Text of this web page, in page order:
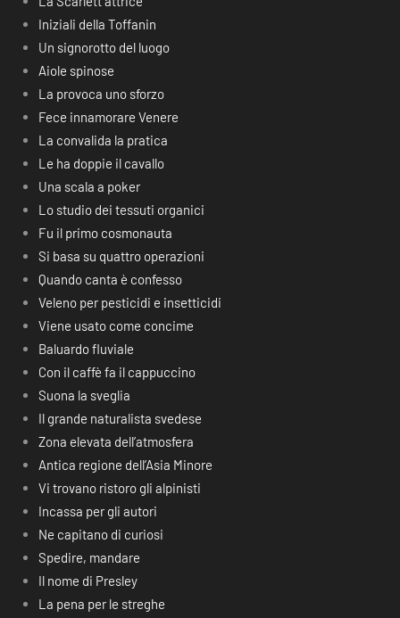
Iniziali della Toffanin
Un signorotto del luogo
Aiole spinose
La provoca uno sforzo
Fece innamorare Venere
La convalida la pratica
Le ha doppie il cavallo
Una scala a poker
Lo studio dei tessuti organici
Fu il primo cosmonauta
Si basa su quattro operazioni
Quando canta è confesso
Veleno per pesticidi e insetticidi
Viene usato come concime
Baluardo fluviale
Con il caffè fa il cappuccino
Suona la sveglia
Il grande naturalista svedese
Zona elevata dell’atmosfera
Antica regione dell’Asia Minore
Vi trovano ristoro gli alpinisti
Incassa per gli autori
Ne capitano di curiosi
Spedire, mandare
Il nome di Presley
La pena per le streghe